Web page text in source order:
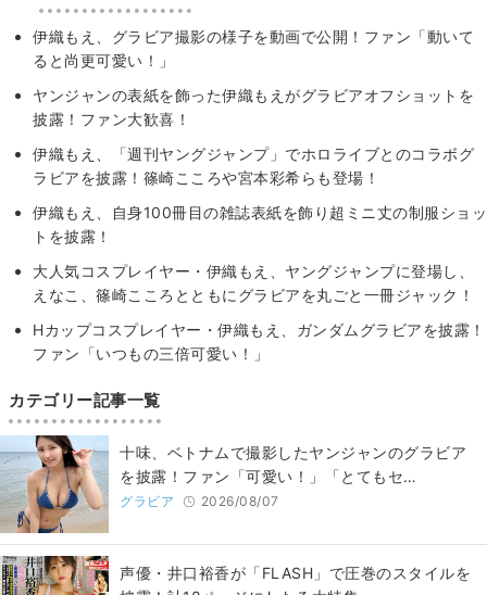
伊織もえ、グラビア撮影の様子を動画で公開！ファン「動いて
ると尚更可愛い！」
ヤンジャンの表紙を飾った伊織もえがグラビアオフショットを
披露！ファン大歓喜！
伊織もえ、「週刊ヤングジャンプ」でホロライブとのコラボグ
ラビアを披露！篠崎こころや宮本彩希らも登場！
伊織もえ、自身100冊目の雑誌表紙を飾り超ミニ丈の制服ショッ
トを披露！
大人気コスプレイヤー・伊織もえ、ヤングジャンプに登場し、
えなこ、篠崎こころとともにグラビアを丸ごと一冊ジャック！
Hカップコスプレイヤー・伊織もえ、ガンダムグラビアを披露！
ファン「いつもの三倍可愛い！」
カテゴリー記事一覧
十味、ベトナムで撮影したヤンジャンのグラビア
を披露！ファン「可愛い！」「とてもセ…
グラビア 2026/08/07
声優・井口裕香が「FLASH」で圧巻のスタイルを